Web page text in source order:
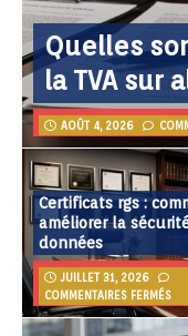
Quelles
la TVA sur
AOÛT 4, 2026
Certificats rgs :
améliorer la
données
JUILLET 31, 2026
COMMENTAIRES FERMÉS